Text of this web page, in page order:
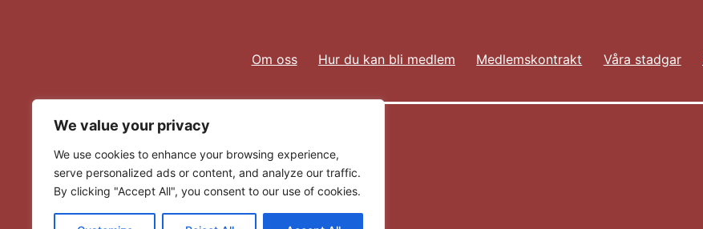
We value your privacy
We use cookies to enhance your browsing experience,
serve personalized ads or content, and analyze our traffic.
By clicking "Accept All", you consent to our use of cookies.
Om oss Hur du kan bli medlem Medlemskontrakt Våra stadgar